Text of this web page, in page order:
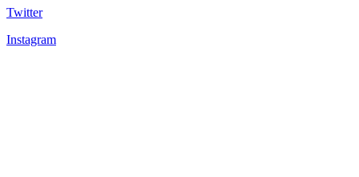
Twitter
Instagram